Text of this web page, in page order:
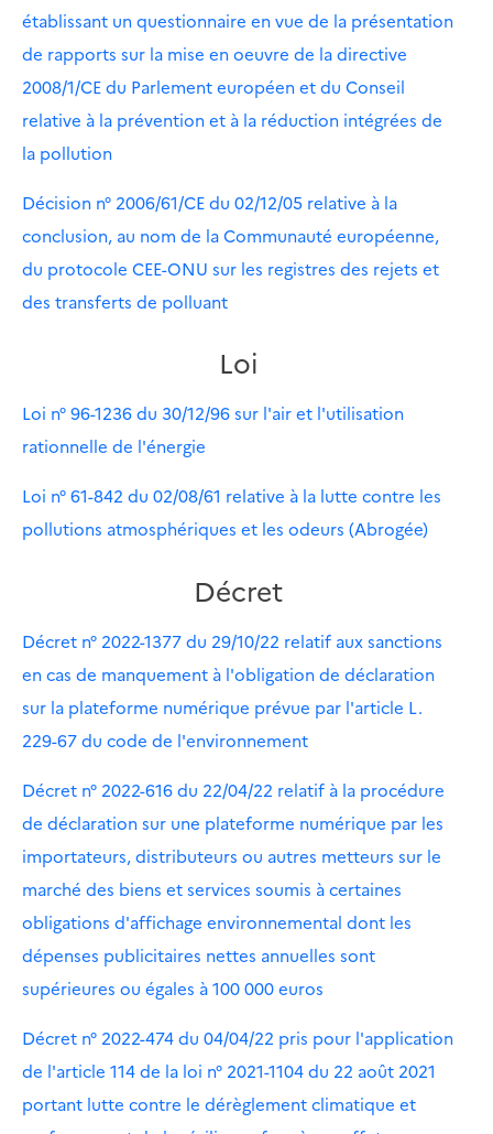
établissant un questionnaire en vue de la présentation
de rapports sur la mise en oeuvre de la directive
2008/1/CE du Parlement européen et du Conseil
relative à la prévention et à la réduction intégrées de
la pollution
Décision n° 2006/61/CE du 02/12/05 relative à la
conclusion, au nom de la Communauté européenne,
du protocole CEE-ONU sur les registres des rejets et
des transferts de polluant
Loi
Loi n° 96-1236 du 30/12/96 sur l'air et l'utilisation
rationnelle de l'énergie
Loi n° 61-842 du 02/08/61 relative à la lutte contre les
pollutions atmosphériques et les odeurs (Abrogée)
Décret
Décret n° 2022-1377 du 29/10/22 relatif aux sanctions
en cas de manquement à l'obligation de déclaration
sur la plateforme numérique prévue par l'article L.
229-67 du code de l'environnement
Décret n° 2022-616 du 22/04/22 relatif à la procédure
de déclaration sur une plateforme numérique par les
importateurs, distributeurs ou autres metteurs sur le
marché des biens et services soumis à certaines
obligations d'affichage environnemental dont les
dépenses publicitaires nettes annuelles sont
supérieures ou égales à 100 000 euros
Décret n° 2022-474 du 04/04/22 pris pour l'application
de l'article 114 de la loi n° 2021-1104 du 22 août 2021
portant lutte contre le dérèglement climatique et